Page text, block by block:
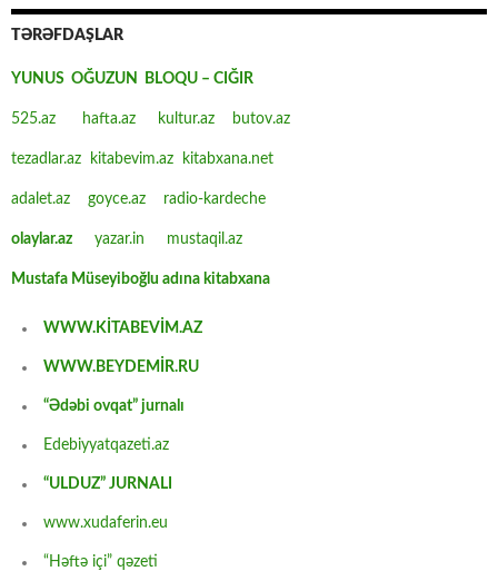
TƏRƏFDAŞLAR
YUNUS OĞUZUN BLOQU – CIĞIR
525.az hafta.az kultur.az butov.az
tezadlar.az kitabevim.az kitabxana.net
adalet.az goyce.az radio-kardeche
olaylar.az yazar.in mustaqil.az
Mustafa Müseyiboğlu adına kitabxana
WWW.KİTABEVİM.AZ
WWW.BEYDEMİR.RU
“Ədəbi ovqat” jurnalı
Edebiyyatqazeti.az
“ULDUZ” JURNALI
www.xudaferin.eu
“Həftə içi” qəzeti